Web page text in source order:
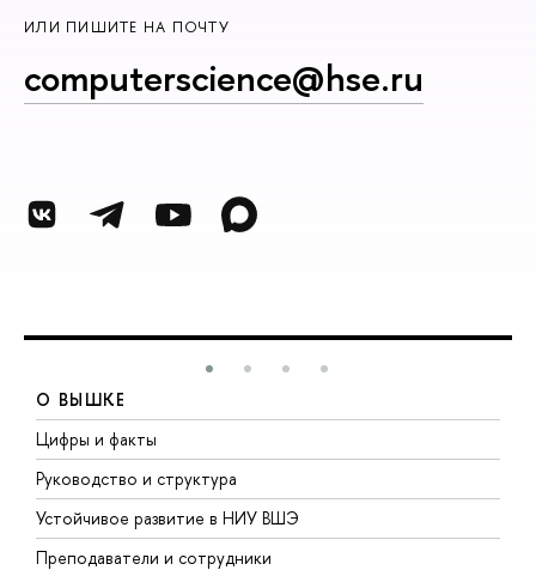
ИЛИ ПИШИТЕ НА ПОЧТУ
computerscience@hse.ru
О ВЫШКЕ
Цифры и факты
Руководство и структура
Устойчивое развитие в НИУ ВШЭ
Преподаватели и сотрудники